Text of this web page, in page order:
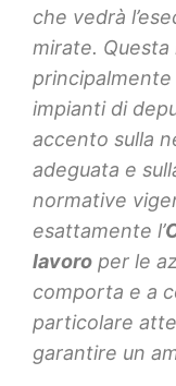
che vedrà
mirate.
principalmente
impianti di
accento sulla
adeguata e
normative
esattamente l’
lavoro per le
comporta e a
particolare
garantire un